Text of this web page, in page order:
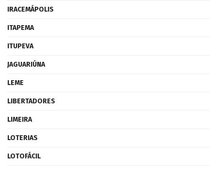
IRACEMÁPOLIS
ITAPEMA
ITUPEVA
JAGUARIÚNA
LEME
LIBERTADORES
LIMEIRA
LOTERIAS
LOTOFÁCIL